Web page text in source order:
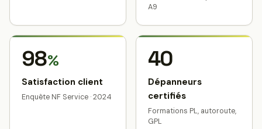
A9
98%
Satisfaction client
Enquête NF Service · 2024
40
Dépanneurs
certifiés
Formations PL, autoroute,
GPL